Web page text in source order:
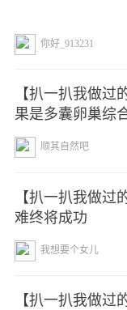
你好_913231
【扒一扒我做过
果是多囊卵巢综
顺其自然吧
【扒一扒我做过
难终将成功
我想要个女儿
【扒一扒我做过